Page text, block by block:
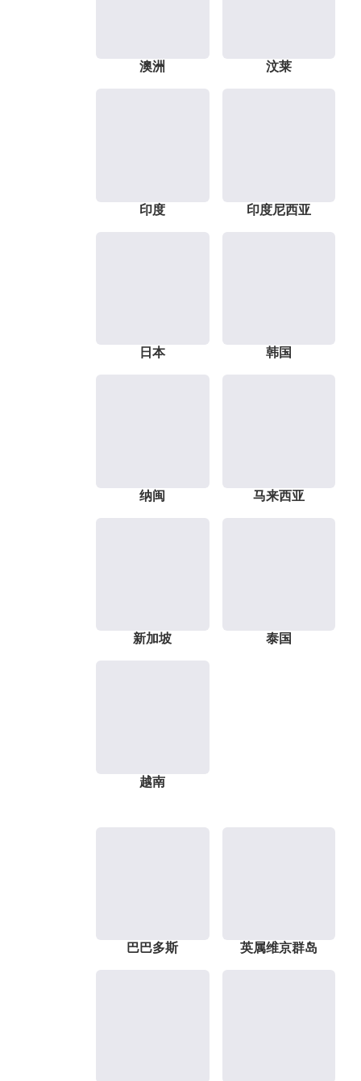
澳洲 汶莱
印度 印度尼西亚
日本 韩国
纳闽 马来西亚
新加坡 泰国
越南
巴巴多斯 英属维京群岛